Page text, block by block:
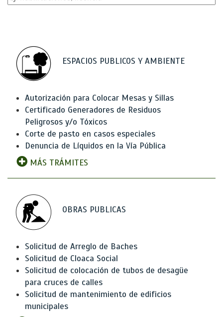
ESPACIOS PUBLICOS Y AMBIENTE
Autorización para Colocar Mesas y Sillas
Certificado Generadores de Residuos
Peligrosos y/o Tóxicos
Corte de pasto en casos especiales
Denuncia de Líquidos en la Vía Pública
MÁS TRÁMITES
OBRAS PUBLICAS
Solicitud de Arreglo de Baches
Solicitud de Cloaca Social
Solicitud de colocación de tubos de desagüe
para cruces de calles
Solicitud de mantenimiento de edificios
municipales